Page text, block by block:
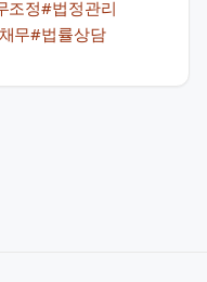
조정#법정관리
무#법률상담